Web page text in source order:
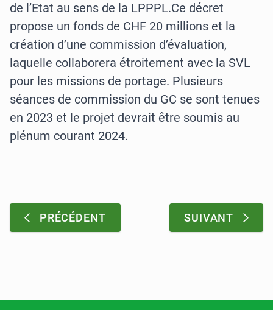
de l’Etat au sens de la LPPPL.Ce décret
propose un fonds de CHF 20 millions et la
création d’une commission d’évaluation,
laquelle collaborera étroitement avec la SVL
pour les missions de portage. Plusieurs
séances de commission du GC se sont tenues
en 2023 et le projet devrait être soumis au
plénum courant 2024.
PRÉCÉDENT: SUIVANT